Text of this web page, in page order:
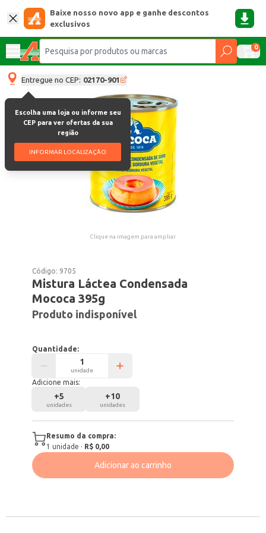
Baixe nosso novo app e ganhe descontos
exclusivos
0
Entregue no CEP: 02170-901
Escolha uma loja ou informe seu
CEP para ver ofertas da sua
região
INFORMAR LOCALIZAÇÃO
Clique na imagem para ampliar.
Código: 9705
Mistura Láctea Condensada
Mococa 395g
Produto indisponível
Quantidade:
unidade
Adicione mais:
+5
unidades
+10
unidades
Resumo da compra:
1 unidade · R$ 0,00
Adicionar ao carrinho